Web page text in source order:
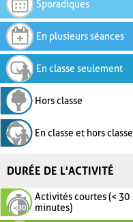
Sporadiques
En plusieurs séances
En classe seulement
Hors classe
En classe et hors classe
DURÉE DE L'ACTIVITÉ
Activités courtes (< 30
minutes)